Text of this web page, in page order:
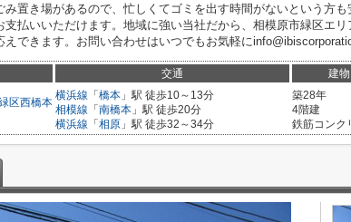
み置き場があるので、忙しくてゴミを出す時間がないという方
支払いいただけます。地域に強い当社だから、相模原市緑区エ
えできます。お問い合わせはいつでもお気軽に
交通 建物
区西橋本
横浜線 「 橋本 」駅 徒歩10～13分
相模線 「 南橋本 」駅 徒歩20分
横浜線 「 相原 」駅 徒歩32～34分
築28年
4階建
鉄筋コンク